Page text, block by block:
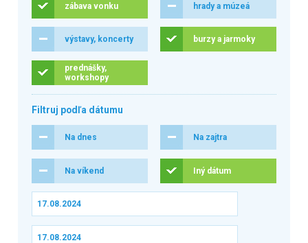
zábava vonku hrady a múzeá
výstavy, koncerty burzy a jarmoky
prednášky,
workshopy
Filtruj podľa dátumu
Na dnes Na zajtra
Na víkend Iný dátum